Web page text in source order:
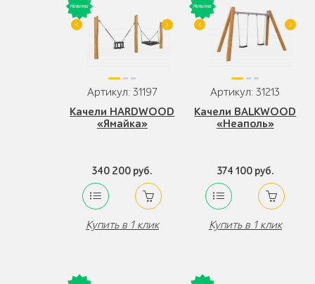
Артикул: 31197
Качели HARDWOOD
«Ямайка»
340 200 руб.
Купить в 1 клик
Артикул: 31213
Качели BALKWOOD
«Неаполь»
374 100 руб.
Купить в 1 клик